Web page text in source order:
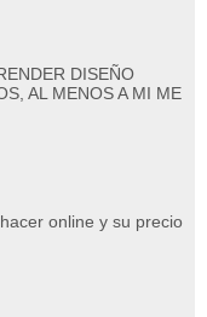
DISEÑO
AL MENOS A MI ME
online y su precio